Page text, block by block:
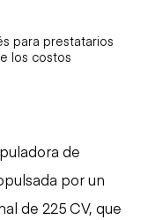
para prestatarios
los costos
de
por un
de 225 CV, que